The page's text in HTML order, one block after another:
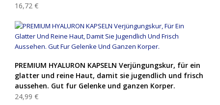
16,72 €
PREMIUM HYALURON KAPSELN Verjüngungskur, für ein
glatter und reine Haut, damit sie jugendlich und frisch
aussehen. Gut fur Gelenke und ganzen Korper.
24,99 €